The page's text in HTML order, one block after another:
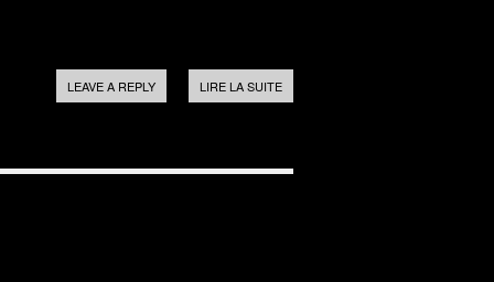
LIRE LA SUITE
LEAVE A REPLY